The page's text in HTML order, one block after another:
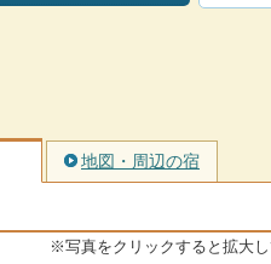
地図・周辺の宿
※写真をクリックすると拡大し